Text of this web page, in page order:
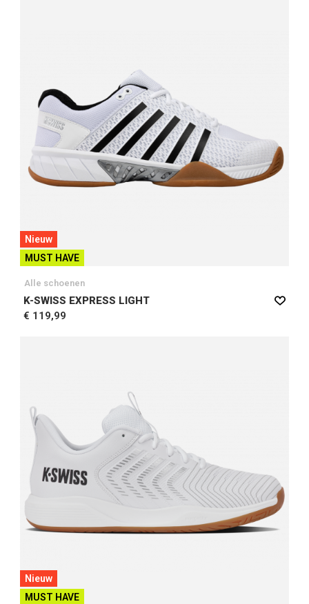
Nieuw
MUST HAVE
Alle schoenen
K-SWISS EXPRESS LIGHT
€ 119,99
Nieuw
MUST HAVE